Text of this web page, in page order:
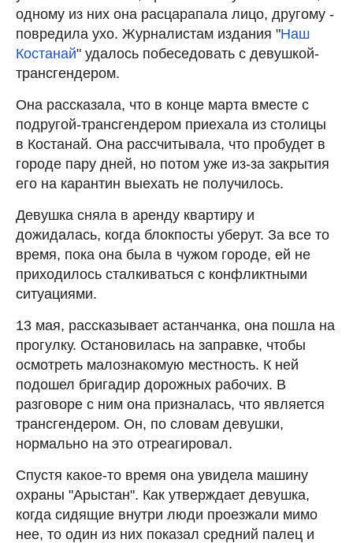
одному из них она расцарапала лицо, другому -
повредила ухо. Журналистам издания "Наш
Костанай" удалось побеседовать с девушкой-
трансгендером.
Она рассказала, что в конце марта вместе с
подругой-трансгендером приехала из столицы
в Костанай. Она рассчитывала, что пробудет в
городе пару дней, но потом уже из-за закрытия
его на карантин выехать не получилось.
Девушка сняла в аренду квартиру и
дожидалась, когда блокпосты уберут. За все то
время, пока она была в чужом городе, ей не
приходилось сталкиваться с конфликтными
ситуациями.
13 мая, рассказывает астанчанка, она пошла на
прогулку. Остановилась на заправке, чтобы
осмотреть малознакомую местность. К ней
подошел бригадир дорожных рабочих. В
разговоре с ним она призналась, что является
трансгендером. Он, по словам девушки,
нормально на это отреагировал.
Спустя какое-то время она увидела машину
охраны "Арыстан". Как утверждает девушка,
когда сидящие внутри люди проезжали мимо
нее, то один из них показал средний палец и